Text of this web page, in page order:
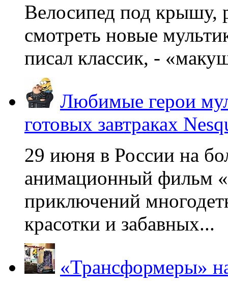
Велосипед под крышу,
смотреть новые
писал классик, -
Любимые герои
готовых завтраках
29 июня в России на
анимационный фильм
приключений
красотки и забавных...
«Трансформеры»